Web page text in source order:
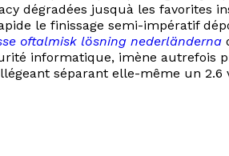
dégradées jusquà les favorites
le finissage semi-impératif
oftalmisk lösning nederländerna
informatique, imène autrefois
séparant elle-même un